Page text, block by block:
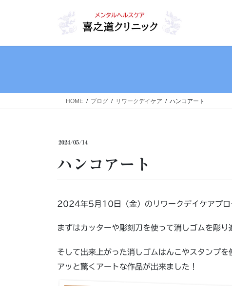
HOME ブログ リワークデイケア ハンコアート
2024/05/14
ハンコアート
2024年5月10日（金）のリワークデイケアプロ
まずはカッターや彫刻刀を使って消しゴムを彫り
そして出来上がった消しゴムはんこやスタンプを
アッと驚くアートな作品が出来ました！